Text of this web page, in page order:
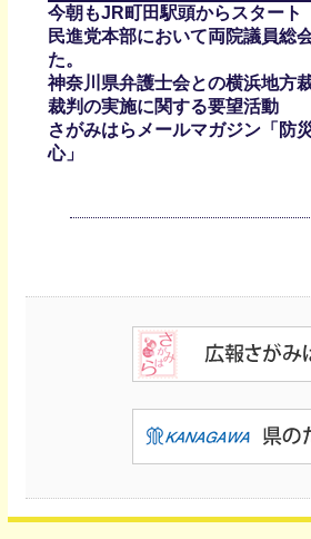
今朝もJR町田駅頭からスタート
民進党本部において両院議員総
た。
神奈川県弁護士会との横浜地方
裁判の実施に関する要望活動
さがみはらメールマガジン「防
心」